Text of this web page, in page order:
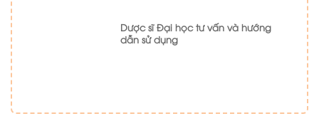
Dược sĩ Đại học tư vấn và hướng
dẫn sử dụng